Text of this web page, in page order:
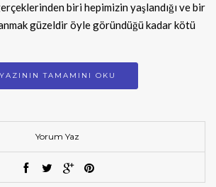
biri hepimizin yaşlandığı ve bir
güzeldir öyle göründüğü kadar kötü
YAZININ TAMAMINI OKU
Yorum Yaz